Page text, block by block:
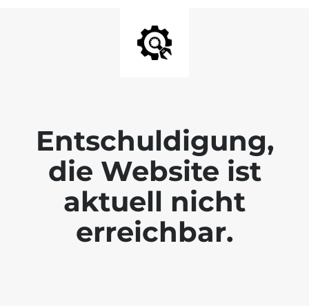
Entschuldigung,
die Website ist
aktuell nicht
erreichbar.